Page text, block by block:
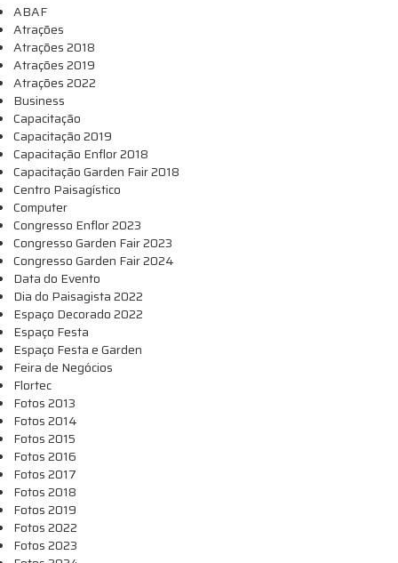
ABAF
Atrações
Atrações 2018
Atrações 2019
Atrações 2022
Business
Capacitação
Capacitação 2019
Capacitação Enflor 2018
Capacitação Garden Fair 2018
Centro Paisagístico
Computer
Congresso Enflor 2023
Congresso Garden Fair 2023
Congresso Garden Fair 2024
Data do Evento
Dia do Paisagista 2022
Espaço Decorado 2022
Espaço Festa
Espaço Festa e Garden
Feira de Negócios
Flortec
Fotos 2013
Fotos 2014
Fotos 2015
Fotos 2016
Fotos 2017
Fotos 2018
Fotos 2019
Fotos 2022
Fotos 2023